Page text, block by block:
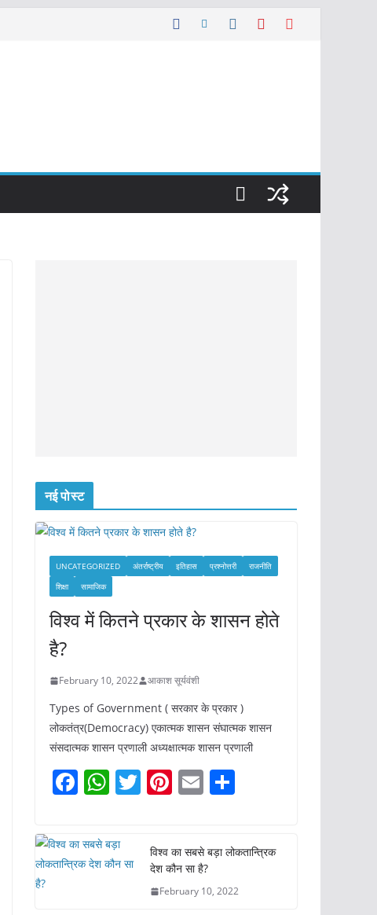
नई पोस्ट
UNCATEGORIZED अंतर्राष्ट्रीय इतिहास प्रश्नोत्तरी
राजनीति
शिक्षा
सामाजिक
विश्व में कितने प्रकार के शासन होते
है?
February 10, 2022 आकाश सूर्यवंशी
Types of Government ( सरकार के प्रकार )
लोकतंत्र(Democracy) एकात्मक शासन संघात्मक शासन
संसदात्मक शासन प्रणाली अध्यक्षात्मक शासन प्रणाली
F
c
e
W
at
s
T
er
Pi
e
st
E
l e
विश्व का सबसे बड़ा लोकतान्त्रिक
देश कौन सा है?
February 10, 2022